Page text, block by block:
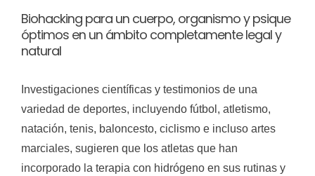
Biohacking para un cuerpo, organismo y psique
óptimos en un ámbito completamente legal y
natural
Investigaciones científicas y testimonios de una
variedad de deportes, incluyendo fútbol, ​​atletismo,
natación, tenis, baloncesto, ciclismo e incluso artes
marciales, sugieren que los atletas que han
incorporado la terapia con hidrógeno en sus rutinas y